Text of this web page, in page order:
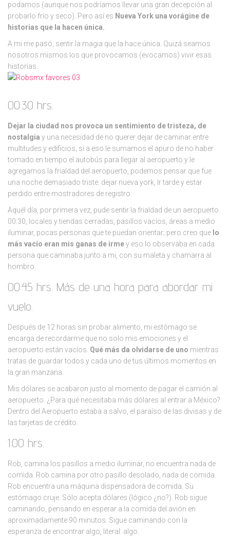
podamos (aunque nos podríamos llevar una gran decepción al
probarlo frío y seco). Pero así es Nueva York una vorágine de
historias que la hacen única.
A mi me pasó, sentir la magia que la hace única. Quizá seamos
nosotros mismos los que provocamos (evocamos) vivir esas
historias.
00:30 hrs.
Dejar la ciudad nos provoca un sentimiento de tristeza, de
nostalgia y una necesidad de no querer dejar de caminar entre
multitudes y edificios; si a eso le sumamos el apuro de no haber
tomado en tiempo el autobús para llegar al aeropuerto y le
agregamos la frialdad del aeropuerto, podemos pensar que fue
una noche demasiado triste: dejar nueva york, Ir tarde y estar
perdido entre mostradores de registro.
Aquél día, por primera vez, pude sentir la frialdad de un aeropuerto.
00:30, locales y tiendas cerradas, pasillos vacíos, áreas a medio
iluminar, pocas personas que te puedan orientar; pero creo que lo
más vacío eran mis ganas de irmey eso lo observaba en cada
persona que caminaba junto a mi, con su maleta y chamarra al
hombro.
00:45 hrs. Más de una hora para abordar mi
vuelo.
Después de 12 horas sin probar alimento, mi estómago se
encarga de recordarme que no solo mis emociones y el
aeropuerto están vacíos. Qué más da olvidarse de uno mientras
tratas de guardar todos y cada uno de tus últimos momentos en
la gran manzana.
Mis dólares se acabaron justo al momento de pagar el camión al
aeropuerto. ¿Para qué necesitaba más dólares al entrar a México?
Dentro del Aeropuerto estaba a salvo, el paraíso de las divisas y de
las tarjetas de crédito.
1:00 hrs.
Rob, camina los pasillos a medio iluminar, no encuentra nada de
comida. Rob camina por otro pasillo desolado, nada de comida.
Rob encuentra una máquina dispensadora de comida. Su
estómago cruje. Sólo acepta dólares (lógico ¿no?). Rob sigue
caminando, pensando en esperar a la comida del avión en
aproximadamente 90 minutos. Sigue caminando con la
esperanza de encontrar algo, literal: algo.